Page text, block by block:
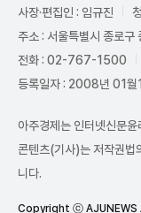
사장·편집인 : 임규진
주소 : 서울특별시 종로
전화 : 02-767-1500
등록일자 : 2008년 01월
아주경제는 인터넷신문
콘텐츠(기사)는 저작권법
니다.
Copyright ⓒ AJUNEWS